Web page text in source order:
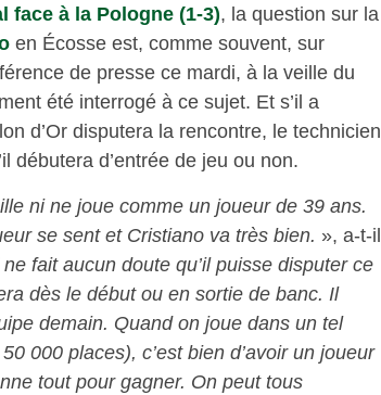
face à la Pologne (1-3), la question sur la
en Écosse est, comme souvent, sur
de presse ce mardi, à la veille du
été interrogé à ce sujet. Et s’il a
d’Or disputera la rencontre, le technicien
débutera d’entrée de jeu ou non.
ni ne joue comme un joueur de 39 ans.
se sent et Cristiano va très bien. », a-t-il
ne fait aucun doute qu’il puisse disputer ce
dès le début ou en sortie de banc. Il
demain. Quand on joue dans un tel
000 places), c’est bien d’avoir un joueur
tout pour gagner. On peut tous